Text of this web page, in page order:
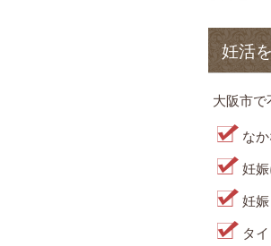
妊活
大阪市で
な
妊
妊
タ